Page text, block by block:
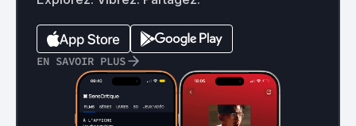
EN SAVOIR PLUS